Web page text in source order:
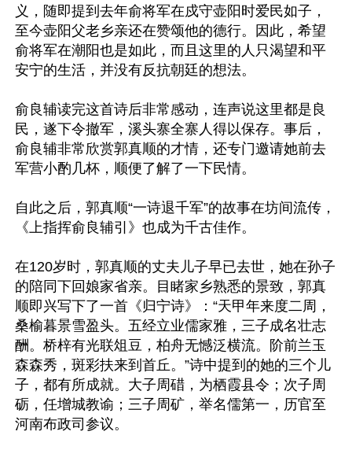
义，随即提到去年俞将军在戍守壶阳时爱民如子，
至今壶阳父老乡亲还在赞颂他的德行。因此，希望
俞将军在潮阳也是如此，而且这里的人只渴望和平
安宁的生活，并没有反抗朝廷的想法。
俞良辅读完这首诗后非常感动，连声说这里都是良
民，遂下令撤军，溪头寨全寨人得以保存。事后，
俞良辅非常欣赏郭真顺的才情，还专门邀请她前去
军营小酌几杯，顺便了解了一下民情。
自此之后，郭真顺“一诗退千军”的故事在坊间流传，
《上指挥俞良辅引》也成为千古佳作。
在120岁时，郭真顺的丈夫儿子早已去世，她在孙子
的陪同下回娘家省亲。目睹家乡熟悉的景致，郭真
顺即兴写下了一首《归宁诗》：“天甲年来度二周，
桑榆暮景雪盈头。五经立业儒家雅，三子成名壮志
酬。桥梓有光联俎豆，柏舟无憾泛横流。阶前兰玉
森森秀，斑彩扶来到首丘。”诗中提到的她的三个儿
子，都有所成就。大子周碏，为栖霞县令；次子周
砺，任增城教谕；三子周矿，举名儒第一，历官至
河南布政司参议。